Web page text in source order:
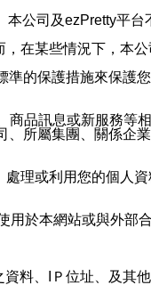
公司及ezPretty平台
在某些情況下，本
的保護措施來保護
品訊息或新服務等
所屬集團、關係企
理或利用您的個人資
於本網站或與外部
料、IＰ位址、及其